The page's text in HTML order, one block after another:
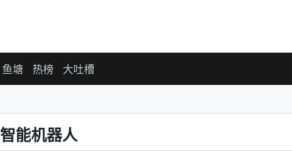
鱼塘 热榜 大吐槽
能机器人